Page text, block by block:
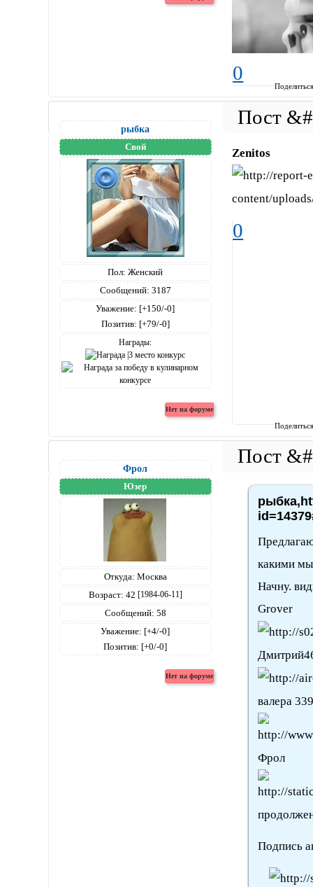
0
рыбка
Свой
Пол: Женский
Сообщений: 3187
Уважение: [+150/-0]
Позитив: [+79/-0]
Награды:
Zenitos
0
Фрол
Юзер
Откуда: Москва
Возраст: 42 [1984-06-11]
Сообщений: 58
Уважение: [+4/-0]
Позитив: [+0/-0]
какими
Начну.
Grover
валера
Фрол
Подпись